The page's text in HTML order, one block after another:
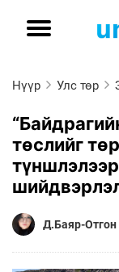
Нүүр Улс төр
төслийг
Д.Баяр-Отгон